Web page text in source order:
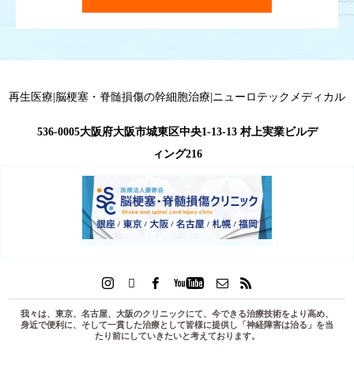
再生医療|脳梗塞・脊髄損傷の幹細胞治療|ニューロテックメディカル
536-0005大阪府大阪市城東区中央1-13-13 村上実業ビルデ
ィング216
我々は、東京、名古屋、大阪のクリニックにて、今できる治療技術をより高め、
身近で便利に、そして一貫した治療として皆様に提供し「神経障害は治る 」を当
たり前にしていきたいと考えております。